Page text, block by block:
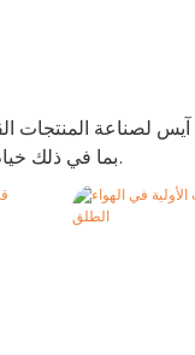
بما في ذلك خيام الحفلات القابلة للنفخ المختلفة، وخيام التخييم القابلة للنفخ، والخيام القابلة للنفخ المخصصة، وما إلى ذلك.